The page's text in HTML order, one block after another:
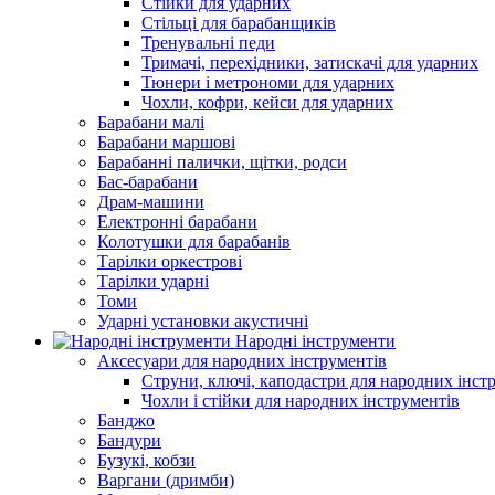
Стільці для барабанщиків
Тренувальні педи
Тримачі, перехідники, затискачі для ударних
Тюнери і метрономи для ударних
Чохли, кофри, кейси для ударних
Барабани малі
Барабани маршові
Барабанні палички, щітки, родси
Бас-барабани
Драм-машини
Електронні барабани
Колотушки для барабанів
Тарілки оркестрові
Тарілки ударні
Томи
Ударні установки акустичні
Народні інструменти
Аксесуари для народних інструментів
Струни, ключі, каподастри для народних
Чохли і стійки для народних інструментів
Банджо
Бандури
Бузукі, кобзи
Варгани (дримби)